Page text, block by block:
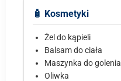
🧴 Kosmetyki
Żel do kąpieli
Balsam do ciała
Maszynka do golenia
Oliwka